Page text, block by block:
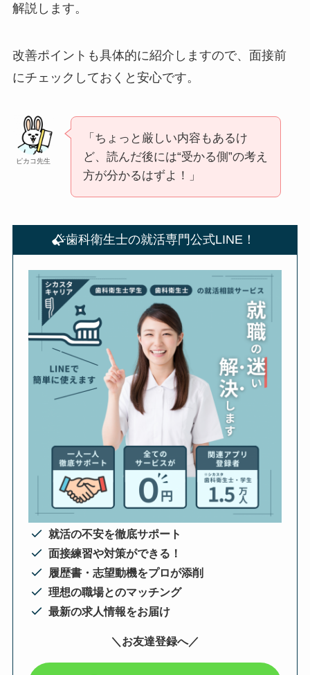
解説します。
改善ポイントも具体的に紹介しますので、面接前
にチェックしておくと安心です。
ピカコ先生
「ちょっと厳しい内容もあるけ
ど、読んだ後には“受かる側”の考え
方が分かるはずよ！」
歯科衛生士の就活専門公式LINE！
就活の不安を徹底サポート
面接練習や対策ができる！
履歴書・志望動機をプロが添削
理想の職場とのマッチング
最新の求人情報をお届け
＼お友達登録へ／